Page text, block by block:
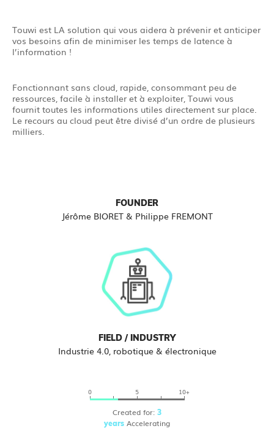
Touwi est LA solution qui vous aidera à prévenir et anticiper
vos besoins afin de minimiser les temps de latence à
l’information !
Fonctionnant sans cloud, rapide, consommant peu de
ressources, facile à installer et à exploiter, Touwi vous
fournit toutes les informations utiles directement sur place.
Le recours au cloud peut être divisé d’un ordre de plusieurs
milliers.
FOUNDER
Jérôme BIORET & Philippe FREMONT
FIELD / INDUSTRY
Industrie 4.0, robotique & électronique
0 5 10+
Created for: 3
years Accelerating